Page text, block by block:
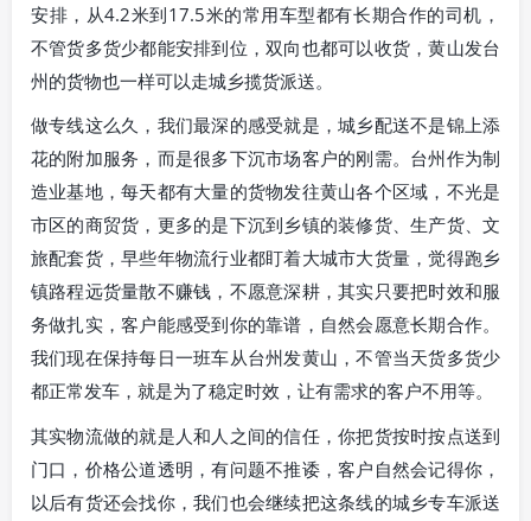
安排，从4.2米到17.5米的常用车型都有长期合作的司机，
不管货多货少都能安排到位，双向也都可以收货，黄山发台
州的货物也一样可以走城乡揽货派送。
做专线这么久，我们最深的感受就是，城乡配送不是锦上添
花的附加服务，而是很多下沉市场客户的刚需。台州作为制
造业基地，每天都有大量的货物发往黄山各个区域，不光是
市区的商贸货，更多的是下沉到乡镇的装修货、生产货、文
旅配套货，早些年物流行业都盯着大城市大货量，觉得跑乡
镇路程远货量散不赚钱，不愿意深耕，其实只要把时效和服
务做扎实，客户能感受到你的靠谱，自然会愿意长期合作。
我们现在保持每日一班车从台州发黄山，不管当天货多货少
都正常发车，就是为了稳定时效，让有需求的客户不用等。
其实物流做的就是人和人之间的信任，你把货按时按点送到
门口，价格公道透明，有问题不推诿，客户自然会记得你，
以后有货还会找你，我们也会继续把这条线的城乡专车派送